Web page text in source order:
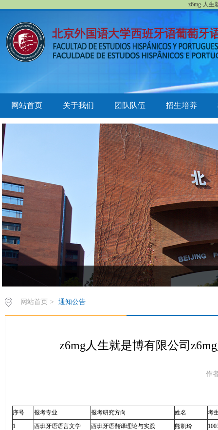
z6mg·人
网站首页 关于我们 团队队伍 招生培养
欢饮访问z6mg人生就是博有限公司西葡语系网站！
网站首页 > 通知公告
z6mg人生就是博有限公司​
作
序号 报考专业 报考研究方向 姓名
考
1
西班牙语语言文学 西班牙语翻译理论与实践 熊凯玲